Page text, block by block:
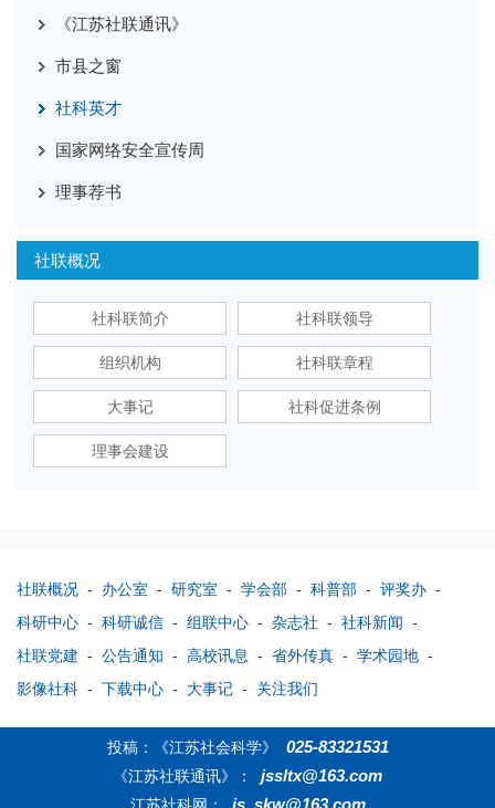
《江苏社联通讯》
市县之窗
社科英才
国家网络安全宣传周
理事荐书
社联概况
社科联简介 社科联领导
组织机构 社科联章程
大事记 社科促进条例
理事会建设
社联概况 - 办公室 - 研究室 - 学会部 - 科普部 - 评奖办 -
科研中心 - 科研诚信 - 组联中心 - 杂志社 - 社科新闻 -
社联党建 - 公告通知 - 高校讯息 - 省外传真 - 学术园地 -
影像社科 - 下载中心 - 大事记 - 关注我们
投稿：《江苏社会科学》 025-83321531
《江苏社联通讯》： jssltx@163.com
js_skw@163.com